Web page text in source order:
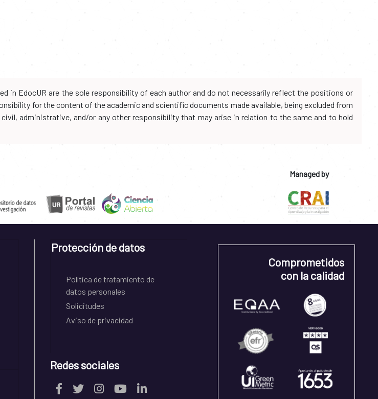
in EdocUR are the sole responsibility of each author and do not necessarily reflect the positions or
for the content of the academic and scientific documents made available, being excluded from
administrative, and/or any other responsibility that may arise in relation to the same and to hold
Managed by
Protección de datos
Política de tratamiento de
datos personales
Solicitudes
Aviso de privacidad
Redes sociales
Comprometidos
con la calidad